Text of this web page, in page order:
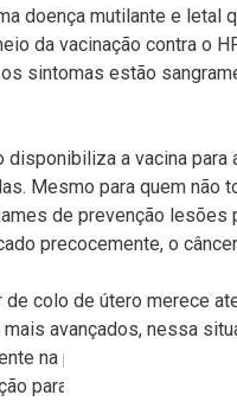
doença mutilante e letal
da vacinação contra o
sintomas estão
disponibiliza a vacina
Mesmo para quem não
de prevenção
precocemente, o
colo de útero merece
avançados, nessa
na população e não é
para adquirir o HPV.